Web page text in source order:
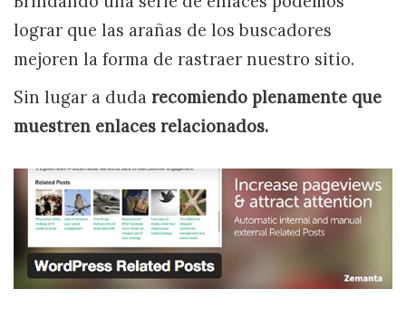
lograr que las arañas de los buscadores
mejoren la forma de rastraer nuestro sitio.
Sin lugar a duda recomiendo plenamente que
muestren enlaces relacionados.